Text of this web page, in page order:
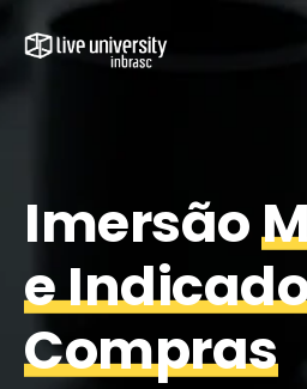
Imersão
e
Compras